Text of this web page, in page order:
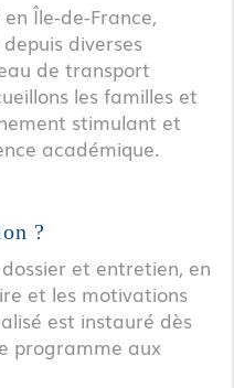
Île-de-France,
diverses
de transport
les familles et
stimulant et
académique.
?
et entretien, en
et les motivations
est instauré dès
programme aux